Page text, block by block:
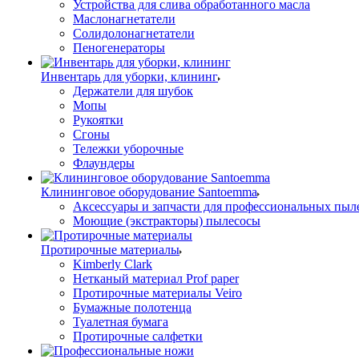
Устройства для слива обработанного масла
Маслонагнетатели
Солидолонагнетатели
Пеногенераторы
Инвентарь для уборки, клининг
Держатели для шубок
Мопы
Рукоятки
Сгоны
Тележки уборочные
Флаундеры
Клининговое оборудование Santoemma
Аксессуары и запчасти для профессиональных
Моющие (экстракторы) пылесосы
Протирочные материалы
Kimberly Clark
Нетканый материал Prof paper
Протирочные материалы Veiro
Бумажные полотенца
Туалетная бумага
Протирочные салфетки